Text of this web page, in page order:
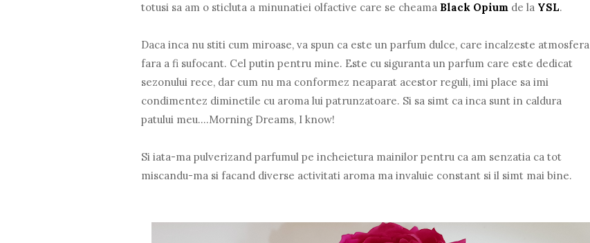
totusi sa am o sticluta a minunatiei olfactive care se cheama Black Opium de la YSL.
Daca inca nu stiti cum miroase, va spun ca este un parfum dulce, care incalzeste atmosfera
fara a fi sufocant. Cel putin pentru mine. Este cu siguranta un parfum care este dedicat
sezonului rece, dar cum nu ma conformez neaparat acestor reguli, imi place sa imi
condimentez diminetile cu aroma lui patrunzatoare. Si sa simt ca inca sunt in caldura
patului meu....Morning Dreams, I know!
Si iata-ma pulverizand parfumul pe incheietura mainilor pentru ca am senzatia ca tot
miscandu-ma si facand diverse activitati aroma ma invaluie constant si il simt mai bine.